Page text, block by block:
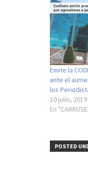
Emite la
ante el
los
10 julio, 2019
En
POSTED